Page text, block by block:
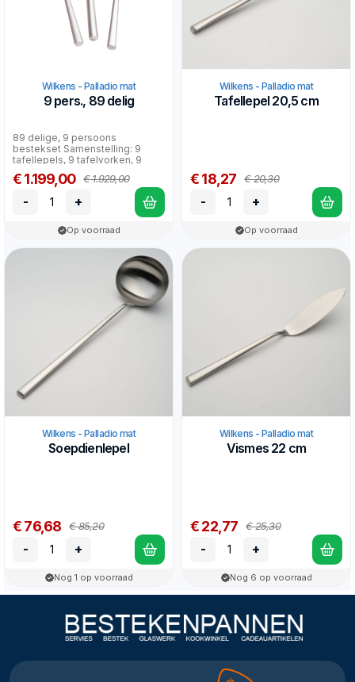
Wilkens - Palladio mat
9 pers., 89 delig
89 delige, 9 persoons
bestekset Samenstelling: 9
tafellepels, 9 tafelvorken, 9
€ 1.199,00 € 1.929,00
- +
Op voorraad
Wilkens - Palladio mat
Tafellepel 20,5 cm
€ 18,27 € 20,30
- +
Op voorraad
Wilkens - Palladio mat
Soepdienlepel
€ 76,68 € 85,20
- +
Nog 1 op voorraad
Wilkens - Palladio mat
Vismes 22 cm
€ 22,77 € 25,30
- +
Nog 6 op voorraad